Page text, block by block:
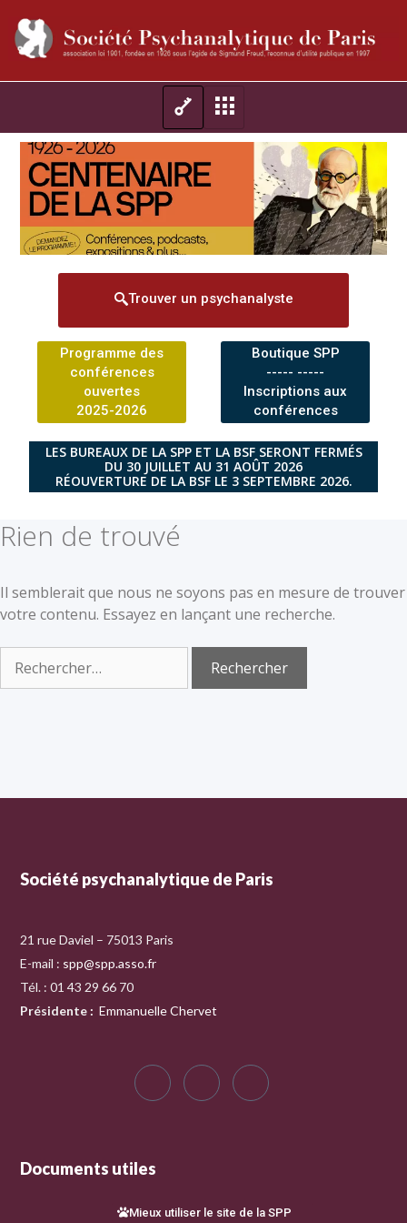
Trouver un psychanalyste
Programme des
conférences
ouvertes
2025-2026
Boutique SPP
----- -----
Inscriptions aux
conférences
LES BUREAUX DE LA SPP ET LA BSF SERONT FERMÉS
DU 30 JUILLET AU 31 AOÛT 2026
RÉOUVERTURE DE LA BSF LE 3 SEPTEMBRE 2026.
Rien de trouvé
Il semblerait que nous ne soyons pas en mesure de trouver
votre contenu. Essayez en lançant une recherche.
Société psychanalytique de Paris
21 rue Daviel – 75013 Paris
E-mail : spp@spp.asso.fr
Tél. : 01 43 29 66 70
Présidente : Emmanuelle Chervet
Documents utiles
Mieux utiliser le site de la SPP